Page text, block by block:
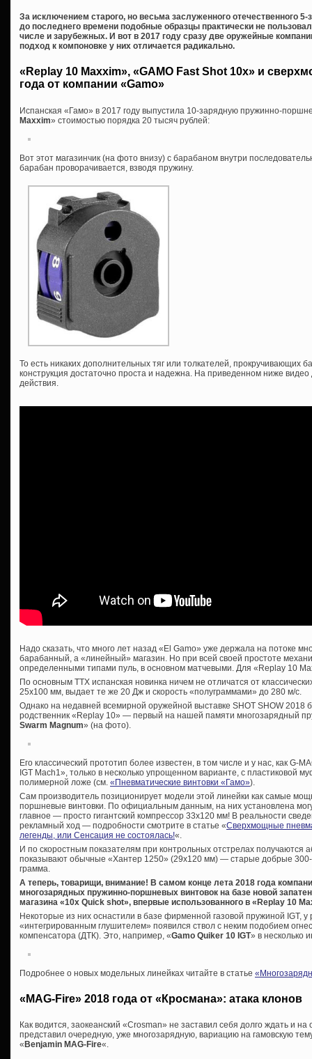
За исключением старого, но весьма заслуженного отечественного
до последнего времени подобные образцы практически не
числе и зарубежных. И вот в 2017 году сразу две оружейные
подход к компоновке у них отличается радикально.
«Replay 10 Maxxim», «GAMO Fast Shot 10x» и
года от компании «Gamo»
Испанская «Гамо» в 2017 году выпустила 10-зарядную пружинно-
Maxxim» стоимостью порядка 20 тысяч рублей:
Вот этот магазинчик (на фото внизу) с барабаном внутри
барабан проворачивается, взводя пружину.
То есть никаких дополнительных тяг или толкателей, прокручивающих
конструкция достаточно проста и надежна. На приведенном ниже
действия.
Надо сказать, что много лет назад «El Gamo» уже держала на потоке
барабанный, а «линейный» магазин. Но при всей своей простоте
определенными типами пуль, в основном матчевыми. Для «Replay 10
По основным ТТХ испанская новинка ничем не отличатся от
25х100 мм, выдает те же 20 Дж и скорость «полуграммами» до 280 м/с.
Однако на недавней всемирной оружейной выставке SHOT SHOW 2018
родственник «Replay 10» — первый на нашей памяти многозарядный
Swarm Magnum» (на фото).
Его классический прототип более известен, в том числе и у нас, как G-
IGT Mach1», только в несколько упрощенном варианте, с пластиковой
полимерной ложе (см. «Пневматические винтовки «Гамо»).
Сам производитель позиционирует модели этой линейки как самые
поршневые винтовки. По официальным данным, на них установлена
главное — просто гигантский компрессор 33х120 мм! В реальности
рекламный ход — подробности смотрите в статье «Сверхмощные
легенды, или Сенсация не состоялась!«.
И по скоростным показателям при контрольных отстрелах получаются
показывают обычные «Хантер 1250» (29х120 мм) — старые добрые
грамма.
А теперь, товарищи, внимание! В самом конце лета 2018 года
многозарядных пружинно-поршневых винтовок на базе новой
магазина «10x Quick shot», впервые использованного в «Replay 10
Некоторые из них оснастили в базе фирменной газовой пружиной IGT, у
«интегрированным глушителем» появился ствол с неким подобием
компенсатора (ДТК). Это, например, «Gamo Quiker 10 IGT» в несколько
Подробнее о новых модельных линейках читайте в статье
«MAG-Fire» 2018 года от «Кросмана»: атака клонов
Как водится, заокеанский «Crosman» не заставил себя долго ждать и
представил очередную, уже многозарядную, вариацию на гамовскую
« Benjamin MAG-Fire«.